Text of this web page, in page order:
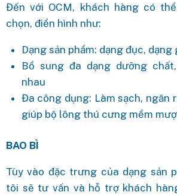
Đến với OCM, khách hàng có
chọn, điển hình như:
Dạng sản phẩm: dạng đục,
Bổ sung đa dạng dưỡng
nhau
Đa công dụng: Làm sạch, ngăn
giúp bộ lông thú cưng mềm
BAO BÌ
Tùy vào đặc trưng của dạng sản
tôi sẽ tư vấn và hỗ trợ khách